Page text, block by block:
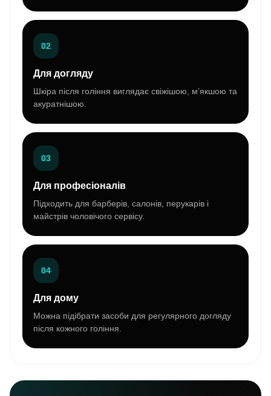
02
Для догляду
Шкіра після гоління виглядає свіжішою, м’якшою та
акуратнішою.
03
Для професіоналів
Підходить для барберів, салонів, перукарів і
майстрів чоловічого сервісу.
04
Для дому
Можна підібрати засоби для регулярного догляду
після кожного гоління.